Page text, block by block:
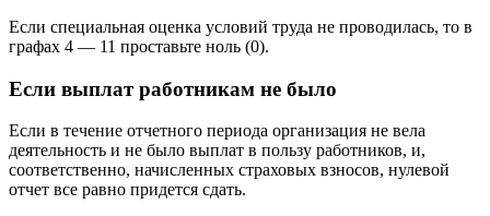
Если специальная оценка условий труда не проводилась, то в
графах 4 — 11 проставьте ноль (0).
Если выплат работникам не было
Если в течение отчетного периода организация не вела
деятельность и не было выплат в пользу работников, и,
соответственно, начисленных страховых взносов, нулевой
отчет все равно придется сдать.